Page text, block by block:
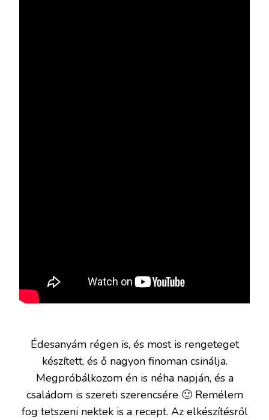
Édesanyám régen is, és most is rengeteget
készített, és ő nagyon finoman csinálja.
Megpróbálkozom én is néha napján, és a
családom is szereti szerencsére 🙂 Remélem
fog tetszeni nektek is a recept. Az elkészítésről